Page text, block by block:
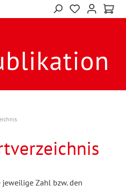
Zahl bzw. den